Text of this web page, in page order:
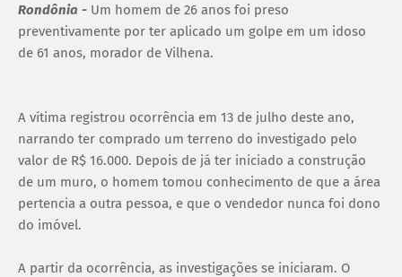
Rondônia - Um homem de 26 anos foi preso
preventivamente por ter aplicado um golpe em um idoso
de 61 anos, morador de Vilhena.
A vítima registrou ocorrência em 13 de julho deste ano,
narrando ter comprado um terreno do investigado pelo
valor de R$ 16.000. Depois de já ter iniciado a construção
de um muro, o homem tomou conhecimento de que a área
pertencia a outra pessoa, e que o vendedor nunca foi dono
do imóvel.
A partir da ocorrência, as investigações se iniciaram. O